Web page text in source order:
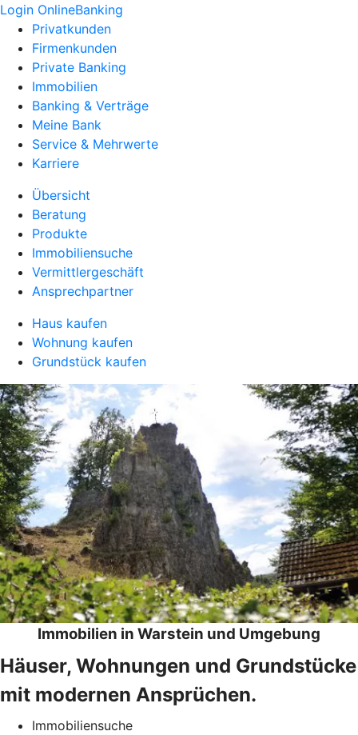
Login OnlineBanking
Privatkunden
Firmenkunden
Private Banking
Immobilien
Banking & Verträge
Meine Bank
Service & Mehrwerte
Karriere
Übersicht
Beratung
Produkte
Immobiliensuche
Vermittlergeschäft
Ansprechpartner
Haus kaufen
Wohnung kaufen
Grundstück kaufen
Immobilien in Warstein und Umgebung
Häuser, Wohnungen und Grundstücke
mit modernen Ansprüchen.
Immobiliensuche